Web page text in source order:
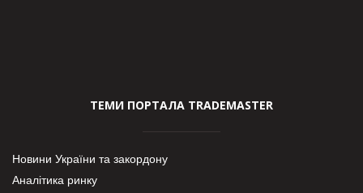
ТЕМИ ПОРТАЛА TRADEMASTER
Новини України та закордону
Аналітика ринку